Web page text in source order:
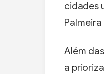
cidades
Além
a